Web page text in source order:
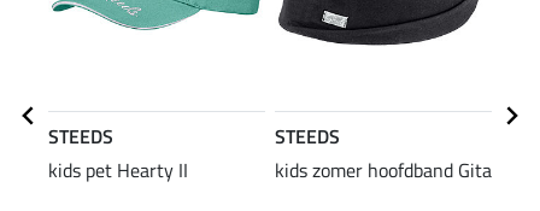
STEEDS
kids pet Hearty II
STEEDS
kids zomer hoofdband Gita